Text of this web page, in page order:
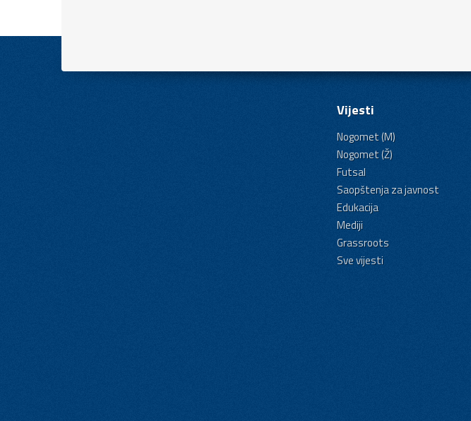
Vijesti
Nogomet (M)
Nogomet (Ž)
Futsal
Saopštenja za javnost
Edukacija
Mediji
Grassroots
Sve vijesti